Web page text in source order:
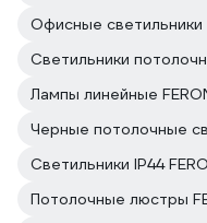
Офисные светильники
Светильники
Лампы линейные
Черные потолочные
Светильники IP44
Потолочные люстры